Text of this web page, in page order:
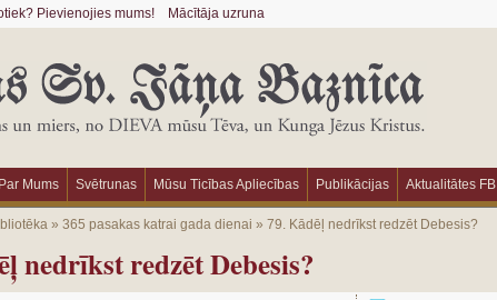
Pievienojies mums! Mācītāja uzruna
Par Mums Svētrunas Mūsu Ticības Apliecības Publikācijas Aktualitātes FB
» 365 pasakas katrai gada dienai » 79. Kādēļ nedrīkst redzēt Debesis?
nedrīkst redzēt Debesis?